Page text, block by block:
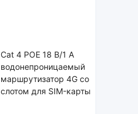
Cat 4 POE 18 В/1 А
водонепроницаемый
маршрутизатор 4G со
слотом для SIM-карты